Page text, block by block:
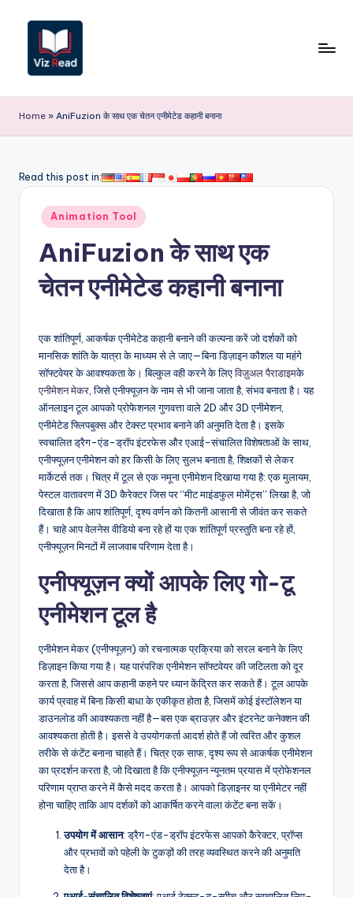
content
iz
R
a
a
A
I,
S
o
w
a
e
&
D
g
it
Home » AniFuzion के साथ एक चेतन एनीमेटेड कहानी बनाना
Read this post in:
Posted
in
Animation Tool
AniFuzion के साथ एक
चेतन एनीमेटेड कहानी बनाना
एक शांतिपूर्ण, आकर्षक एनीमेटेड कहानी बनाने की कल्पना करें जो दर्शकों को
मानसिक शांति के यात्रा के माध्यम से ले जाए—बिना डिज़ाइन कौशल या महंगे
सॉफ्टवेयर के आवश्यकता के। बिल्कुल वही करने के लिएविज़ुअल पैराडाइमके
एनीमेशन मेकर , जिसे एनीफ्यूज़न के नाम से भी जाना जाता है, संभव बनाता है। यह
ऑनलाइन टूल आपको प्रोफेशनल गुणवत्ता वाले 2D और 3D एनीमेशन,
एनीमेटेड फ्लिपबुक्स और टेक्स्ट प्रभाव बनाने की अनुमति देता है। इसके
स्वचालित ड्रैग-एंड-ड्रॉप इंटरफेस और एआई-संचालित विशेषताओं के साथ,
एनीफ्यूज़न एनीमेशन को हर किसी के लिए सुलभ बनाता है, शिक्षकों से लेकर
मार्केटर्स तक। चित्र में टूल से एक नमूना एनीमेशन दिखाया गया है: एक मुलायम,
पेस्टल वातावरण में 3D कैरेक्टर जिस पर “मीट माइंडफुल मोमेंट्स” लिखा है, जो
दिखाता है कि आप शांतिपूर्ण, दृश्य वर्णन को कितनी आसानी से जीवंत कर सकते
हैं। चाहे आप वेलनेस वीडियो बना रहे हों या एक शांतिपूर्ण प्रस्तुति बना रहे हों,
एनीफ्यूज़न मिनटों में लाजवाब परिणाम देता है।
एनीफ्यूज़न क्यों आपके लिए गो-टू
एनीमेशन टूल है
एनीमेशन मेकर (एनीफ्यूज़न) को रचनात्मक प्रक्रिया को सरल बनाने के लिए
डिज़ाइन किया गया है। यह पारंपरिक एनीमेशन सॉफ्टवेयर की जटिलता को दूर
करता है, जिससे आप कहानी कहने पर ध्यान केंद्रित कर सकते हैं। टूल आपके
कार्य प्रवाह में बिना किसी बाधा के एकीकृत होता है, जिसमें कोई इंस्टॉलेशन या
डाउनलोड की आवश्यकता नहीं है—बस एक ब्राउज़र और इंटरनेट कनेक्शन की
आवश्यकता होती है। इससे वे उपयोगकर्ता आदर्श होते हैं जो त्वरित और कुशल
तरीके से कंटेंट बनाना चाहते हैं। चित्र एक साफ, दृश्य रूप से आकर्षक एनीमेशन
का प्रदर्शन करता है, जो दिखाता है कि एनीफ्यूज़न न्यूनतम प्रयास में प्रोफेशनल
परिणाम प्राप्त करने में कैसे मदद करता है। आपको डिज़ाइनर या एनीमेटर नहीं
होना चाहिए ताकि आप दर्शकों को आकर्षित करने वाला कंटेंट बना सकें।
उपयोग में आसान: ड्रैग-एंड-ड्रॉप इंटरफेस आपको कैरेक्टर, प्रॉप्स
और प्रभावों को पहेली के टुकड़ों की तरह व्यवस्थित करने की अनुमति
देता है।